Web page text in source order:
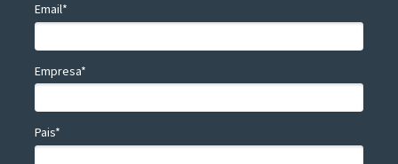
Email*
Empresa*
Pais*